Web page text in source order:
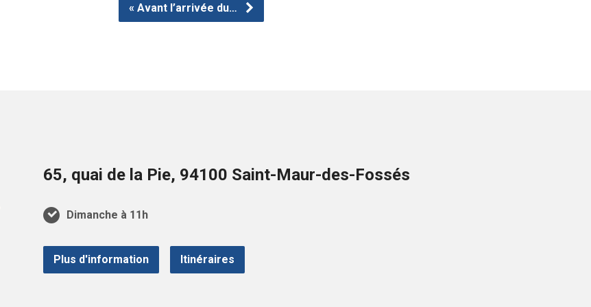
« Avant l’arrivée du…
65, quai de la Pie, 94100 Saint-Maur-des-Fossés
Dimanche à 11h
Plus d'information Itinéraires